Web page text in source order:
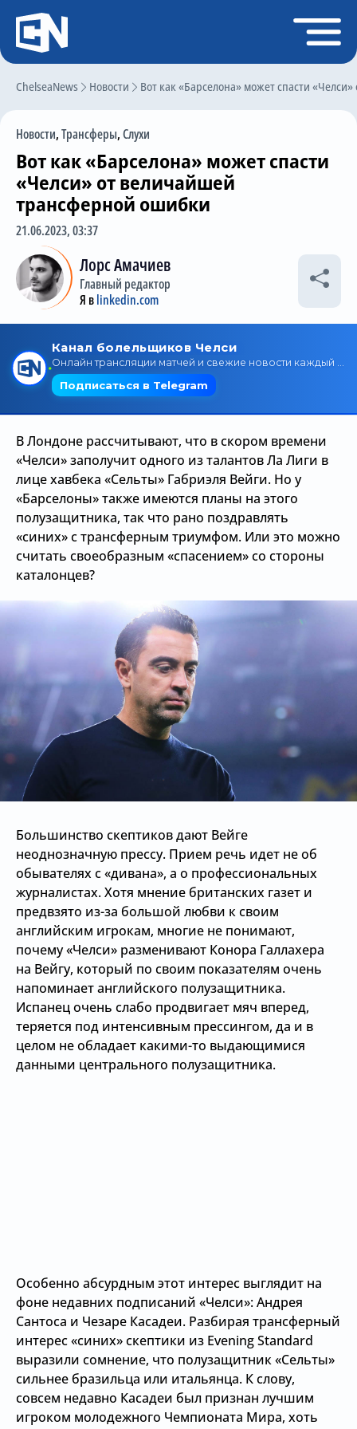
ChelseaNews Новости Вот как «Барселона» может спасти
Новости,Трансферы,Слухи
Вот как «Барселона» может спасти
«Челси» от величайшей
трансферной ошибки
21.06.2023, 03:37
Лорс Амачиев
Главный редактор
Я вlinkedin.com
В Лондоне рассчитывают, что в скором времени
«Челси» заполучит одного из талантов Ла Лиги в
лице хавбека «Сельты» Габриэля Вейги. Но у
«Барселоны» также имеются планы на этого
полузащитника, так что рано поздравлять
«синих» с трансферным триумфом. Или это можно
считать своеобразным «спасением» со стороны
каталонцев?
Большинство скептиков дают Вейге
неоднозначную прессу. Прием речь идет не об
обывателях с «дивана», а о профессиональных
журналистах. Хотя мнение британских газет и
предвзято из-за большой любви к своим
английским игрокам, многие не понимают,
почему «Челси» разменивают Конора Галлахера
на Вейгу, который по своим показателям очень
напоминает английского полузащитника.
Испанец очень слабо продвигает мяч вперед,
теряется под интенсивным прессингом, да и в
целом не обладает какими-то выдающимися
данными центрального полузащитника.
Особенно абсурдным этот интерес выглядит на
фоне недавних подписаний «Челси»: Андрея
Сантоса и Чезаре Касадеи. Разбирая трансферный
интерес «синих» скептики из Evening Standard
выразили сомнение, что полузащитник «Сельты»
сильнее бразильца или итальянца. К слову,
совсем недавно Касадеи был признан лучшим
игроком молодежного Чемпионата Мира, хоть
Регистрация
Главная
Чат
Трансферы
Слухи
История Челси
Статистика
Календарь игр
Состав команды
Поиск по сайту
Трансляции
О сайте
Контакты